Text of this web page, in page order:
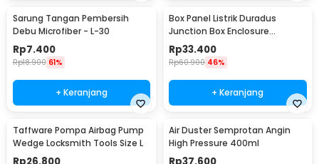
Sarung Tangan Pembersih
Debu Microfiber - L-30
Rp7.400
Rp18.900 61%
+ Keranjang
Box Panel Listrik Duradus
Junction Box Enclosure
Waterproof 158x90mm - B1589
Rp33.400
Rp60.900 46%
+ Keranjang
Taffware Pompa Airbag Pump
Wedge Locksmith Tools Size L
Rp26.800
Air Duster Semprotan Angin
High Pressure 400ml
Rp37.600